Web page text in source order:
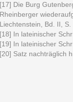
[17] Die Burg
Rheinberger
Liechtenstein, Bd. II, S.
[18] In lateinischer
[19] In lateinischer
[20] Satz nachträglich